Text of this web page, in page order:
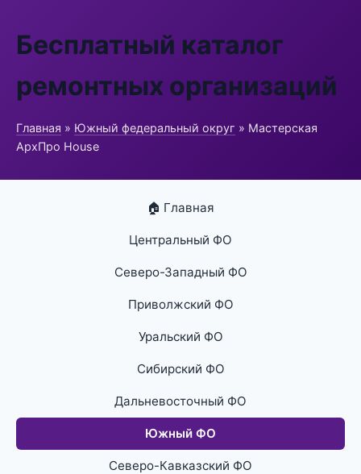
Бесплатный каталог
ремонтных организаций
Главная » Южный федеральный округ » Мастерская
АрхПро House
🏠 Главная
Центральный ФО
Северо-Западный ФО
Приволжский ФО
Уральский ФО
Сибирский ФО
Дальневосточный ФО
Южный ФО
Северо-Кавказский ФО